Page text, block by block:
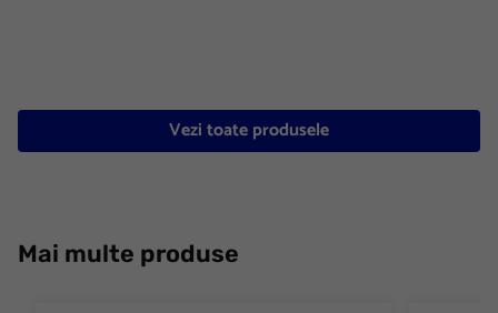
Vezi toate produsele
Mai multe produse